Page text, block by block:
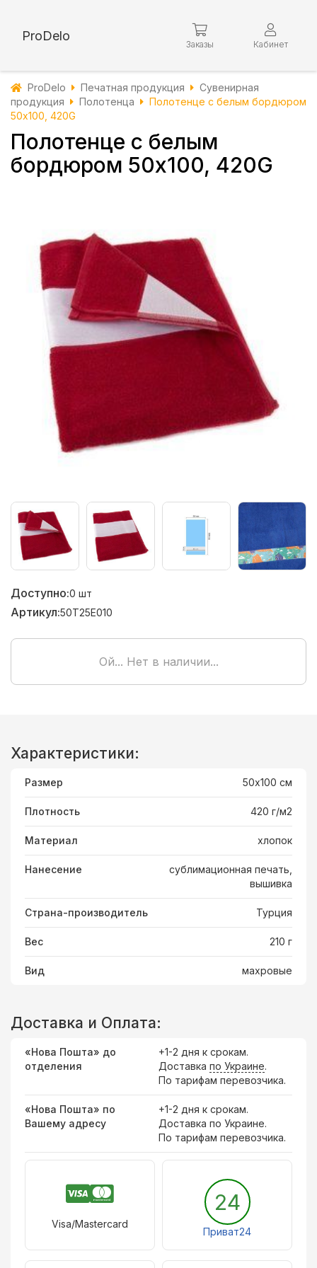
ProDelo
Заказы Кабинет
ProDelo Печатная продукция
Сувенирная
продукция
Полотенца
Полотенце с белым бордюром
50х100, 420G
Полотенце с белым
бордюром 50х100, 420G
Доступно:0 шт
Артикул:50T25E010
Ой... Нет в наличии...
Характеристики:
Размер 50х100 см
Плотность 420 г/м2
Материал хлопок
Нанесение
сублимационная печать,
вышивка
Страна-производитель Турция
Вес 210 г
Вид махровые
Доставка и Оплата:
«Нова Пошта» до
отделения
+1-2 дня к срокам.
Доставка по Украине.
По тарифам перевозчика.
«Нова Пошта» по
Вашему адресу
+1-2 дня к срокам.
Доставка по Украине.
По тарифам перевозчика.
Visa/Mastercard
24
Приват24